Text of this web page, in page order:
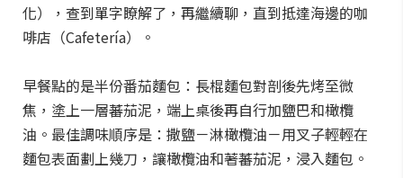
化），查到單字瞭解了，再繼續聊，直到抵達海邊的咖
啡店（Cafetería）。
早餐點的是半份番茄麵包：長棍麵包對剖後先烤至微
焦，塗上一層蕃茄泥，端上桌後再自行加鹽巴和橄欖
油。最佳調味順序是：撒鹽－淋橄欖油－用叉子輕輕在
麵包表面劃上幾刀，讓橄欖油和著蕃茄泥，浸入麵包。